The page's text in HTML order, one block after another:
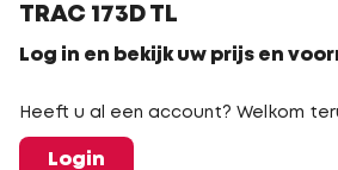
TRAC 173D TL
Log in en bekijk uw prijs en
Heeft u al een account? Welkom
Login